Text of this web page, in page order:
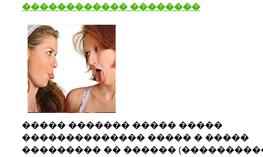
������������ ��������
����� ������� ����� �����
�������������� ����� � �����
��������� �� ������